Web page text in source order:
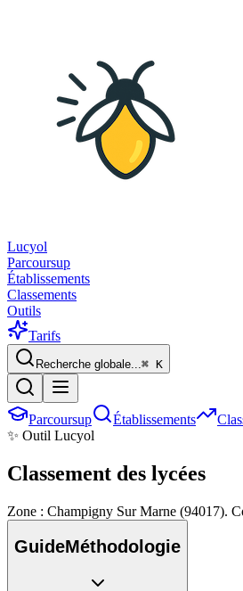
Lucyol
Parcoursup
Établissements
Classements
Outils
Tarifs
Recherche globale...⌘ K
Parcoursup Établissements
✨ Outil Lucyol
Classement des lycées
Zone : Champigny Sur Marne (94017).
GuideMéthodologie